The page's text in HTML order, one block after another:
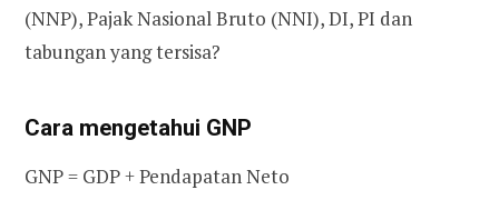
(NNP), Pajak Nasional Bruto (NNI), DI, PI dan
tabungan yang tersisa?
Cara mengetahui GNP
GNP = GDP + Pendapatan Neto